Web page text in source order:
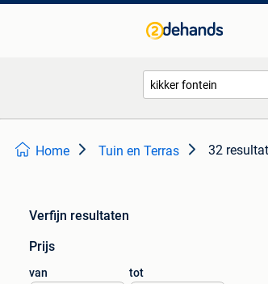
Home Tuin en Terras 32
Verfijn resultaten
Prijs
van tot